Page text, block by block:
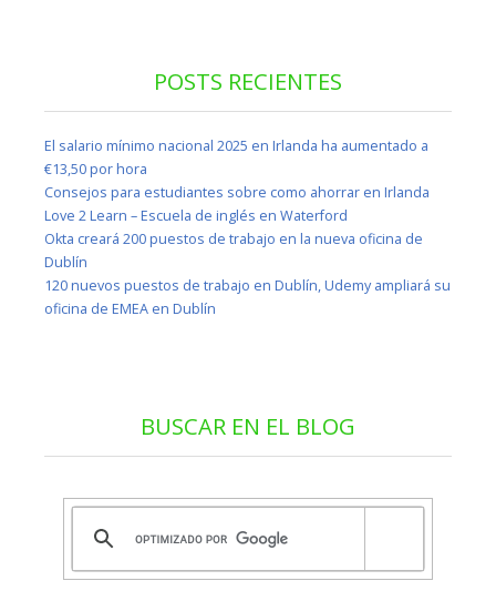
POSTS RECIENTES
El salario mínimo nacional 2025 en Irlanda ha aumentado a
€13,50 por hora
Consejos para estudiantes sobre como ahorrar en Irlanda
Love 2 Learn – Escuela de inglés en Waterford
Okta creará 200 puestos de trabajo en la nueva oficina de
Dublín
120 nuevos puestos de trabajo en Dublín, Udemy ampliará su
oficina de EMEA en Dublín
BUSCAR EN EL BLOG